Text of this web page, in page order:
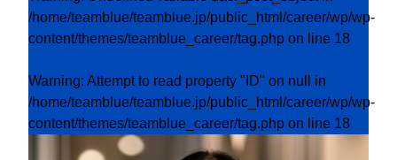
/home/teamblue/teamblue.jp/public_html/career/wp/wp-
content/themes/teamblue_career/tag.php on line 18
Warning: Attempt to read property "ID" on null in
/home/teamblue/teamblue.jp/public_html/career/wp/wp-
content/themes/teamblue_career/tag.php on line 18